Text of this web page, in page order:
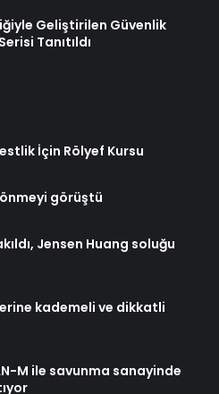
Geliştirilen Güvenlik
Tanıtıldı
İçin Rölyef Kursu
görüştü
Jensen Huang soluğu
kademeli ve dikkatli
M ile savunma sanayinde